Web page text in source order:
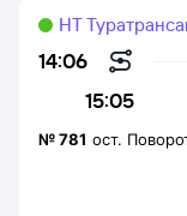
14:06
15:05
НТ
№781 ост.